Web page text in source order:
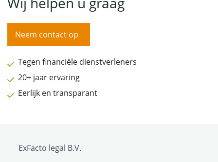
Neem contact op
Tegen financiële dienstverleners
20+ jaar ervaring
Eerlijk en transparant
ExFacto legal B.V.